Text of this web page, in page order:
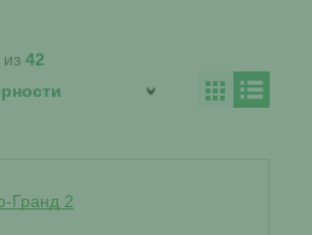
из 42
Гранд 2